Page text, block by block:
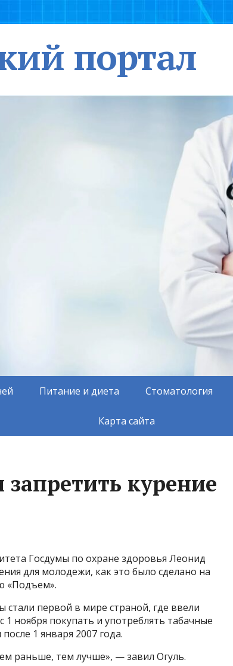
портал
Питание и диета Стоматология
Карта сайта
курение
Госдумы по охране здоровья Леонид
для молодежи, как это было сделано на
«Подъем».
первой в мире страной, где ввели
1 ноября покупать и употреблять табачные
1 января 2007 года.
раньше, тем лучше», — завил Огуль.